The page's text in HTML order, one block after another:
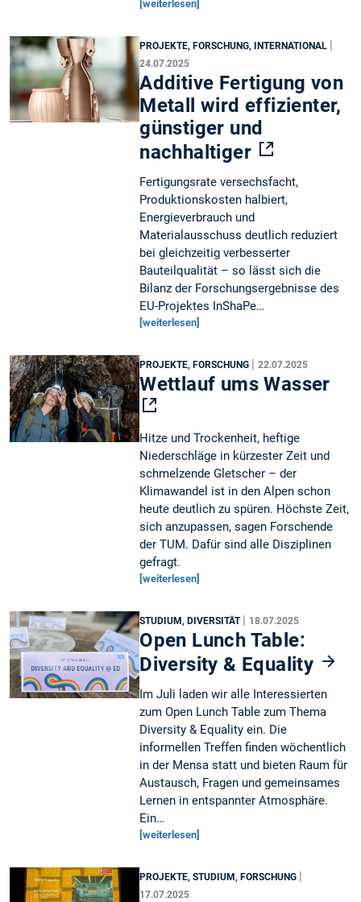
[weiterlesen]
PROJEKTE, FORSCHUNG, INTERNATIONAL |
24.07.2025
Additive Fertigung von
Metall wird effizienter,
günstiger und
nachhaltiger
Fertigungsrate versechsfacht,
Produktionskosten halbiert,
Energieverbrauch und
Materialausschuss deutlich reduziert
bei gleichzeitig verbesserter
Bauteilqualität – so lässt sich die
Bilanz der Forschungsergebnisse des
EU-Projektes InShaPe…
[weiterlesen]
PROJEKTE, FORSCHUNG |22.07.2025
Wettlauf ums Wasser
Hitze und Trockenheit, heftige
Niederschläge in kürzester Zeit und
schmelzende Gletscher – der
Klimawandel ist in den Alpen schon
heute deutlich zu spüren. Höchste Zeit,
sich anzupassen, sagen Forschende
der TUM. Dafür sind alle Disziplinen
gefragt.
[weiterlesen]
STUDIUM, DIVERSITÄT | 18.07.2025
Open Lunch Table:
Diversity & Equality
Im Juli laden wir alle Interessierten
zum Open Lunch Table zum Thema
Diversity & Equality ein. Die
informellen Treffen finden wöchentlich
in der Mensa statt und bieten Raum für
Austausch, Fragen und gemeinsames
Lernen in entspannter Atmosphäre.
Ein…
[weiterlesen]
PROJEKTE, STUDIUM, FORSCHUNG
17.07.2025